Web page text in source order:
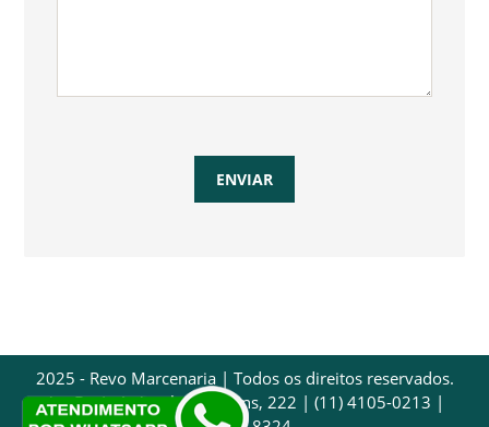
2025 - Revo Marcenaria | Todos os direitos reservados.
Av. Dr. Luís Arrobas Martins, 222 | (11) 4105-0213 |